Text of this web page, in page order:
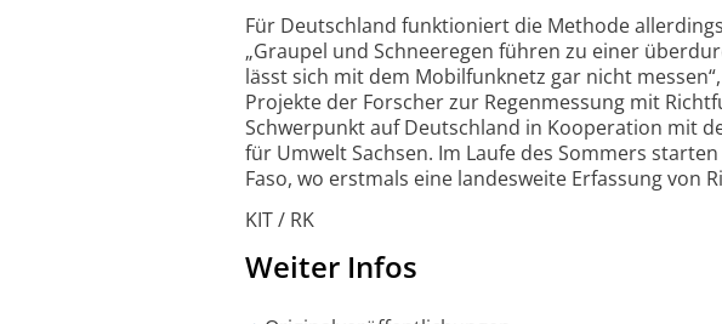
Für Deutschland funktioniert die Methode
„Graupel und Schnee­regen führen zu einer
lässt sich mit dem Mobil­funknetz gar nicht
Projekte der Forscher zur Regen­messung mit
Schwerpunkt auf Deutschland in Kooperation mit
für Umwelt Sachsen. Im Laufe des Sommers
Faso, wo erstmals eine landes­weite Erfassung von
KIT / RK
Weiter Infos